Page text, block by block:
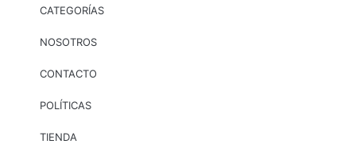
CATEGORÍAS
NOSOTROS
CONTACTO
POLÍTICAS
TIENDA